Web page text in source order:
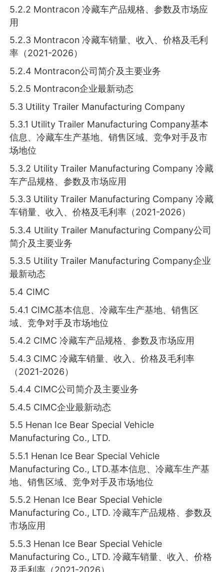
5.2.2 Montracon 冷藏车产品规格、参数及市场应
用
5.2.3 Montracon 冷藏车销量、收入、价格及毛利
率（2021-2026）
5.2.4 Montracon公司简介及主要业务
5.2.5 Montracon企业最新动态
5.3 Utility Trailer Manufacturing Company
5.3.1 Utility Trailer Manufacturing Company基本
信息、冷藏车生产基地、销售区域、竞争对手及市
场地位
5.3.2 Utility Trailer Manufacturing Company 冷藏
车产品规格、参数及市场应用
5.3.3 Utility Trailer Manufacturing Company 冷藏
车销量、收入、价格及毛利率（2021-2026）
5.3.4 Utility Trailer Manufacturing Company公司
简介及主要业务
5.3.5 Utility Trailer Manufacturing Company企业
最新动态
5.4 CIMC
5.4.1 CIMC基本信息、冷藏车生产基地、销售区
域、竞争对手及市场地位
5.4.2 CIMC 冷藏车产品规格、参数及市场应用
5.4.3 CIMC 冷藏车销量、收入、价格及毛利率
（2021-2026）
5.4.4 CIMC公司简介及主要业务
5.4.5 CIMC企业最新动态
5.5 Henan Ice Bear Special Vehicle
Manufacturing Co., LTD.
5.5.1 Henan Ice Bear Special Vehicle
Manufacturing Co., LTD.基本信息、冷藏车生产基
地、销售区域、竞争对手及市场地位
5.5.2 Henan Ice Bear Special Vehicle
Manufacturing Co., LTD. 冷藏车产品规格、参数及
市场应用
5.5.3 Henan Ice Bear Special Vehicle
Manufacturing Co., LTD. 冷藏车销量、收入、价格
及毛利率（2021-2026）